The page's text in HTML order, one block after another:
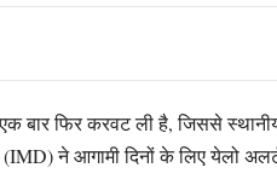
बार फिर करवट ली है, जिससे
ने आगामी दिनों के लिए येलो